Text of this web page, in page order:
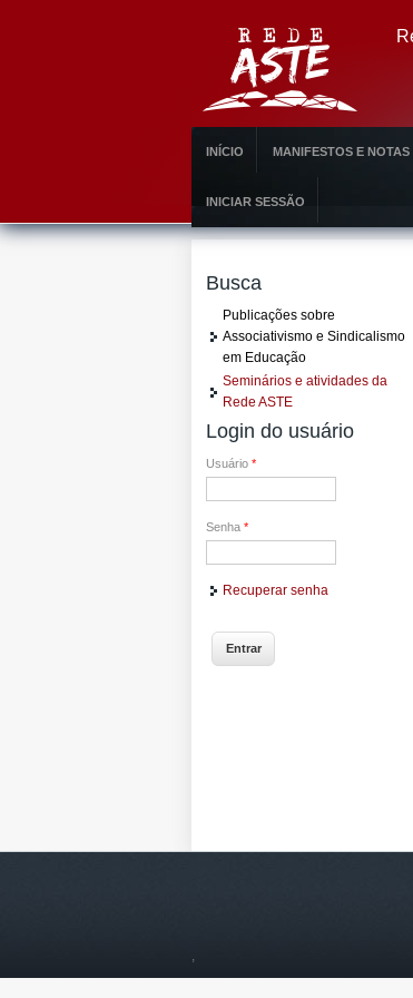
INÍCIO MANIFESTOS E NOTAS
INICIAR SESSÃO
Busca
Publicações sobre
Associativismo e Sindicalismo
em Educação
Seminários e atividades da
Rede ASTE
Login do usuário
Usuário*
Senha*
Recuperar senha
,